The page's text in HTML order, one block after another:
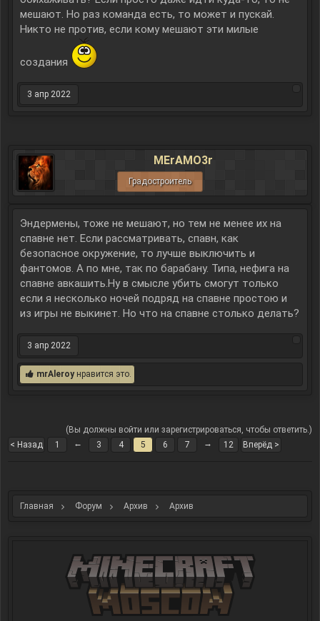
мешают. Но раз команда есть, то может и пускай.
Никто не против, если кому мешают эти милые
создания
3 апр 2022
MErAMO3r
Градостроитель
Эндермены, тоже не мешают, но тем не менее их на
спавне нет. Если рассматривать, спавн, как
безопасное окружение, то лучше выключить и
фантомов. А по мне, так по барабану. Типа, нефига на
спавне авкашить.Ну в смысле убить смогут только
если я несколько ночей подряд на спавне простою и
из игры не выкинет. Но что на спавне столько делать?
3 апр 2022
mrAleroy нравится это.
(Вы должны войти или зарегистрироваться, чтобы ответить.)
< Назад
1 ← 3 4 5 6 7 → 12 Вперёд >
Главная Форум Архив Архив